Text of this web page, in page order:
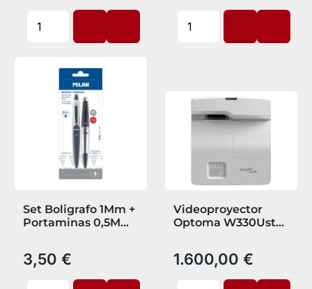
Set Boligrafo 1Mm +
Portaminas 0,5Mm
3,50 €
Videoproyector
Optoma W330Ust
1.600,00 €